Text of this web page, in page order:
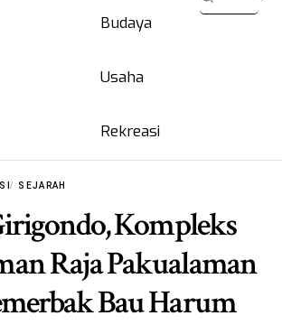
Budaya
Usaha
Rekreasi
SEJARAH
Kompleks
Raja Pakualaman
Bau Harum